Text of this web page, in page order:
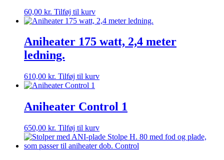
Aniheater
tilsluttes
60,00 kr. Tilføj til kurv
Aniheater 175 watt, 2,4 meter
ledning.
610,00 kr. Tilføj til kurv
Aniheater Control 1
650,00 kr. Tilføj til kurv